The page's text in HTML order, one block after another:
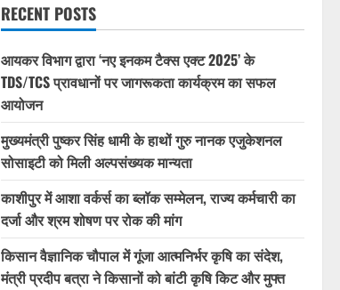
RECENT POSTS
आयकर विभाग द्वारा ‘नए इनकम टैक्स एक्ट 2025’ के
TDS/TCS प्रावधानों पर जागरूकता कार्यक्रम का सफल
आयोजन
मुख्यमंत्री पुष्कर सिंह धामी के हाथों गुरु नानक एजुकेशनल
सोसाइटी को मिली अल्पसंख्यक मान्यता
काशीपुर में आशा वर्कर्स का ब्लॉक सम्मेलन, राज्य कर्मचारी का
दर्जा और श्रम शोषण पर रोक की मांग
किसान वैज्ञानिक चौपाल में गूंजा आत्मनिर्भर कृषि का संदेश,
मंत्री प्रदीप बत्रा ने किसानों को बांटी कृषि किट और मुफ्त